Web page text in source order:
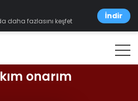
daha fazlasını keşfet
İndir
onarım